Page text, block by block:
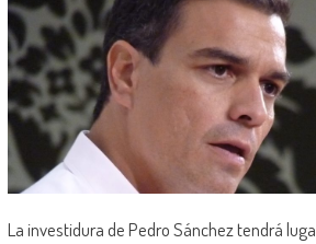
La investidura de Pedro Sánchez tendrá